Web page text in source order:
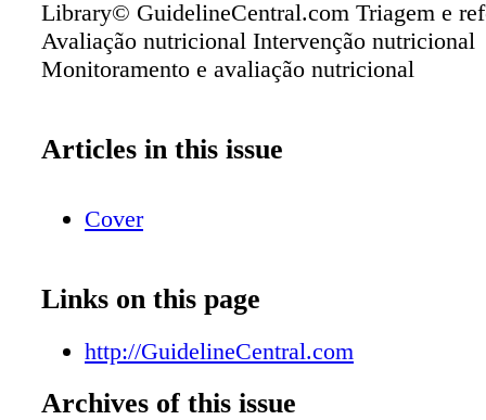
Library© GuidelineCentral.com Triagem e
Avaliação nutricional Intervenção nutricional
Monitoramento e avaliação nutricional
Articles in this issue
Cover
Links on this page
http://GuidelineCentral.com
Archives of this issue